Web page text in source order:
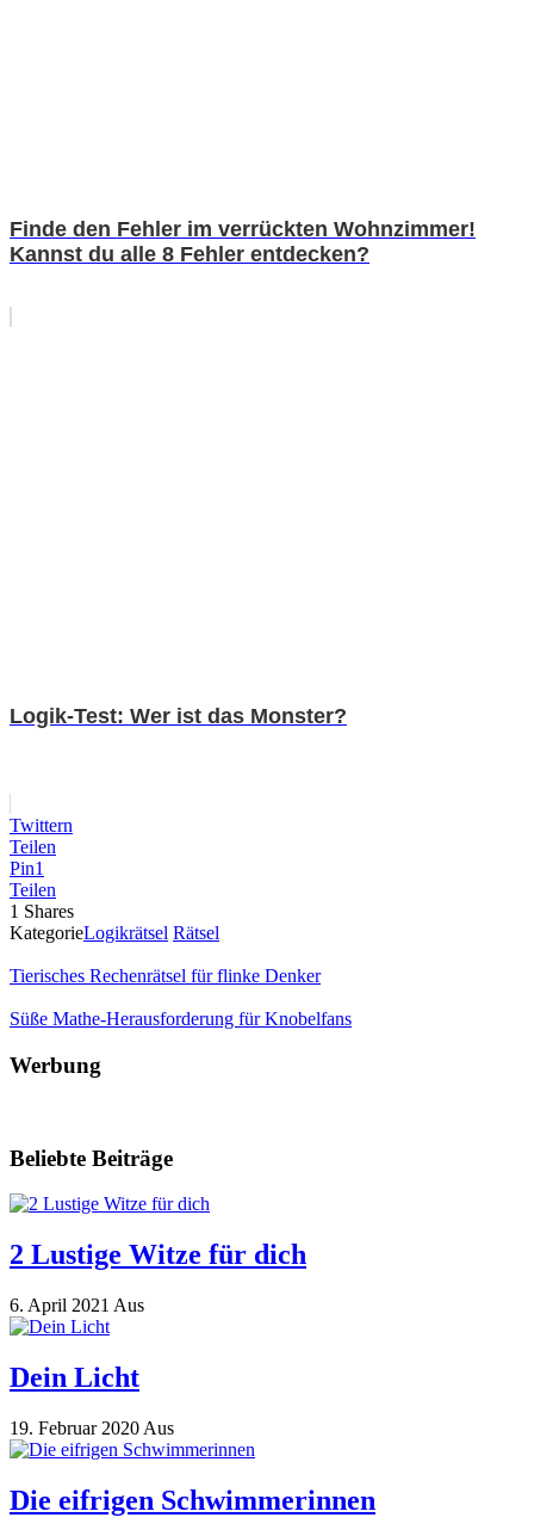
Finde den Fehler im verrückten Wohnzimmer!
Kannst du alle 8 Fehler entdecken?
Logik-Test: Wer ist das Monster?
Twittern
Teilen
Pin1
Teilen
1 Shares
KategorieLogikrätsel Rätsel
Tierisches Rechenrätsel für flinke Denker
Süße Mathe-Herausforderung für Knobelfans
Werbung
Beliebte Beiträge
2 Lustige Witze für dich
6. April 2021 Aus
Dein Licht
19. Februar 2020 Aus
Die eifrigen Schwimmerinnen